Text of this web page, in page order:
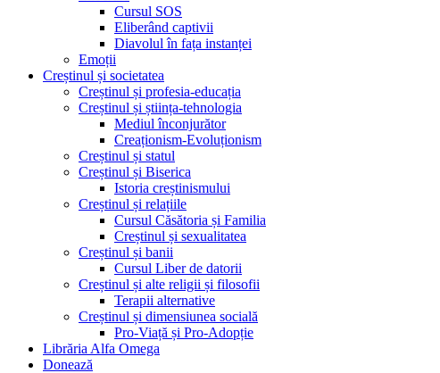
Cursul SOS
Eliberând captivii
Diavolul în fața instanței
Emoții
Creștinul și societatea
Creștinul și profesia-educația
Creștinul și știința-tehnologia
Mediul înconjurător
Creaționism-Evoluționism
Creștinul și statul
Creștinul și Biserica
Istoria creștinismului
Creștinul și relațiile
Cursul Căsătoria și Familia
Creștinul și sexualitatea
Creștinul și banii
Cursul Liber de datorii
Creștinul și alte religii și filosofii
Terapii alternative
Creștinul și dimensiunea socială
Pro-Viață și Pro-Adopție
Librăria Alfa Omega
Donează